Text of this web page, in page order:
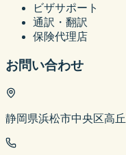
ビザサポート
通訳・翻訳
保険代理店
お問い合わせ
静岡県浜松市中央区高